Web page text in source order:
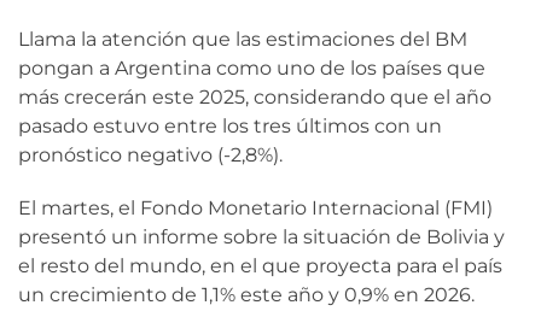
Llama la atención que las estimaciones del BM
pongan a Argentina como uno de los países que
más crecerán este 2025, considerando que el año
pasado estuvo entre los tres últimos con un
pronóstico negativo (-2,8%).
El martes, el Fondo Monetario Internacional (FMI)
presentó un informe sobre la situación de Bolivia y
el resto del mundo, en el que proyecta para el país
un crecimiento de 1,1% este año y 0,9% en 2026.